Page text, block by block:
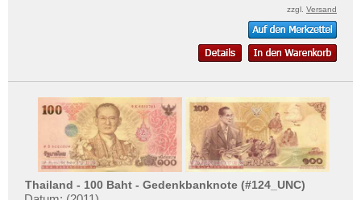
zzgl. Versand
Thailand - 100 Baht - Gedenkbanknote (#124_UNC)